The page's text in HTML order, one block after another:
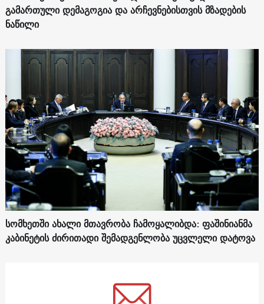
გამართული დემაგოგია და არჩევნებისთვის მზადების
ნაწილი
სომხეთში ახალი მთავრობა ჩამოყალიბდა: ფაშინიანმა
კაბინეტის ძირითადი შემადგენლობა უცვლელი დატოვა